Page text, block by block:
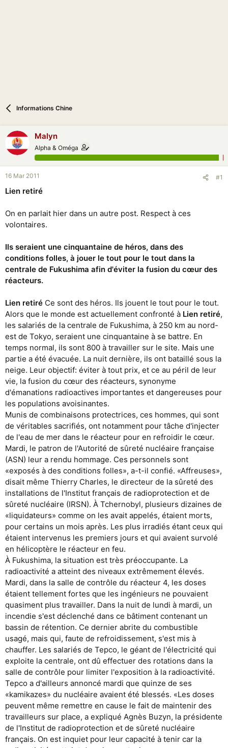
Informations Chine
Malyn
Alpha & Oméga
16 Mar 2011 #1
Lien retiré
On en parlait hier dans un autre post. Respect à ces
volontaires.
Ils seraient une cinquantaine de héros, dans des
conditions folles, à jouer le tout pour le tout dans la
centrale de Fukushima afin d'éviter la fusion du cœur des
réacteurs.
Lien retiré Ce sont des héros. Ils jouent le tout pour le tout.
Alors que le monde est actuellement confronté à Lien retiré,
les salariés de la centrale de Fukushima, à 250 km au nord-
est de Tokyo, seraient une cinquantaine à se battre. En
temps normal, ils sont 800 à travailler sur le site. Mais une
partie a été évacuée. La nuit dernière, ils ont bataillé sous la
neige. Leur objectif: éviter à tout prix, et ce au péril de leur
vie, la fusion du cœur des réacteurs, synonyme
d'émanations radioactives importantes et dangereuses pour
les populations avoisinantes.
Munis de combinaisons protectrices, ces hommes, qui sont
de véritables sacrifiés, ont notamment pour tâche d'injecter
de l'eau de mer dans le réacteur pour en refroidir le cœur.
Mardi, le patron de l'Autorité de sûreté nucléaire française
(ASN) leur a rendu hommage. Ces personnels sont
«exposés à des conditions folles», a-t-il confié. «Affreuses»,
disait même Thierry Charles, le directeur de la sûreté des
installations de l'Institut français de radioprotection et de
sûreté nucléaire (IRSN). À Tchernobyl, plusieurs dizaines de
«liquidateurs» comme on les avait appelés, étaient morts,
pour certains un mois après. Les plus irradiés étant ceux qui
étaient intervenus les premiers jours et qui avaient survolé
en hélicoptère le réacteur en feu.
À Fukushima, la situation est très préoccupante. La
radioactivité a atteint des niveaux extrêmement élevés.
Mardi, dans la salle de contrôle du réacteur 4, les doses
étaient tellement fortes que les ingénieurs ne pouvaient
quasiment plus travailler. Dans la nuit de lundi à mardi, un
incendie s'est déclenché dans ce bâtiment contenant un
bassin de rétention. Ce dernier abrite du combustible
usagé, mais qui, faute de refroidissement, s'est mis à
chauffer. Les salariés de Tepco, le géant de l'électricité qui
exploite la centrale, ont dû effectuer des rotations dans la
salle de contrôle pour limiter l'exposition à la radioactivité.
Tepco a d'ailleurs annoncé mardi que quinze de ses
«kamikazes» du nucléaire avaient été blessés. «Les doses
peuvent même remettre en cause le fait de maintenir des
travailleurs sur place, a expliqué Agnès Buzyn, la présidente
de l'Institut de radioprotection et de sûreté nucléaire
français. On est inquiet pour leur capacité à tenir car la